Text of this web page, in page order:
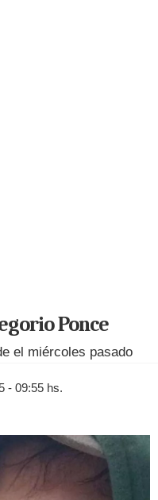
Ponce
el miércoles pasado
- 09:55 hs.